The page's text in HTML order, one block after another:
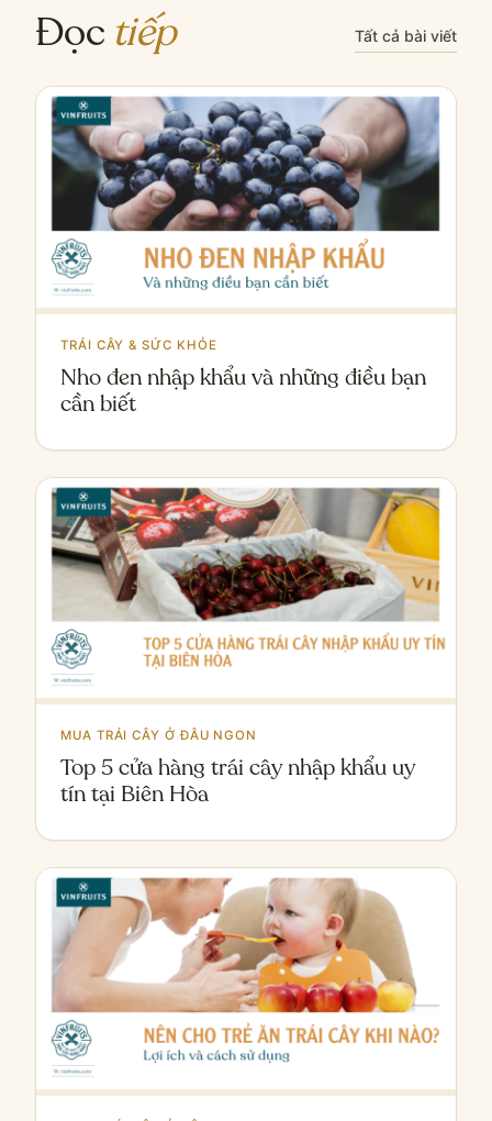
Đọc tiếp Tất cả bài viết
TRÁI CÂY & SỨC KHỎE
Nho đen nhập khẩu và những điều bạn
cần biết
MUA TRÁI CÂY Ở ĐÂU NGON
Top 5 cửa hàng trái cây nhập khẩu uy
tín tại Biên Hòa